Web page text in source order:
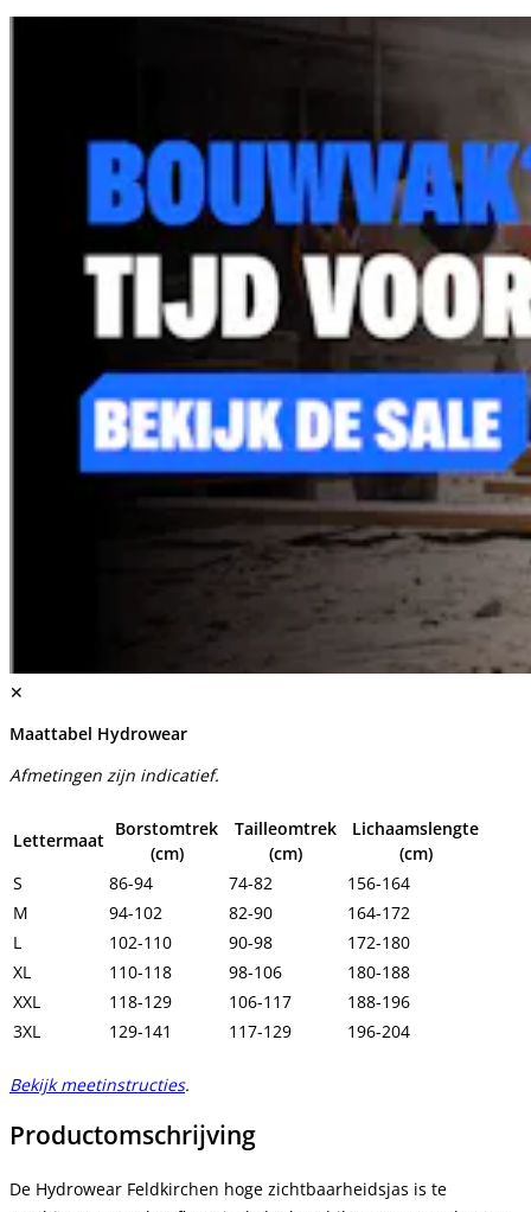
✕
Maattabel Hydrowear
Afmetingen zijn indicatief.
Lettermaat
Borstomtrek
(cm)
Tailleomtrek
(cm)
Lichaamslengte
(cm)
S
86-94 74-82
156-164
M
94-102 82-90
164-172
L
102-110 90-98
172-180
XL
110-118 98-106
180-188
XXL
118-129 106-117
188-196
3XL
129-141 117-129 196-204
Bekijk meetinstructies.
Productomschrijving
De Hydrowear Feldkirchen hoge zichtbaarheidsjas is te